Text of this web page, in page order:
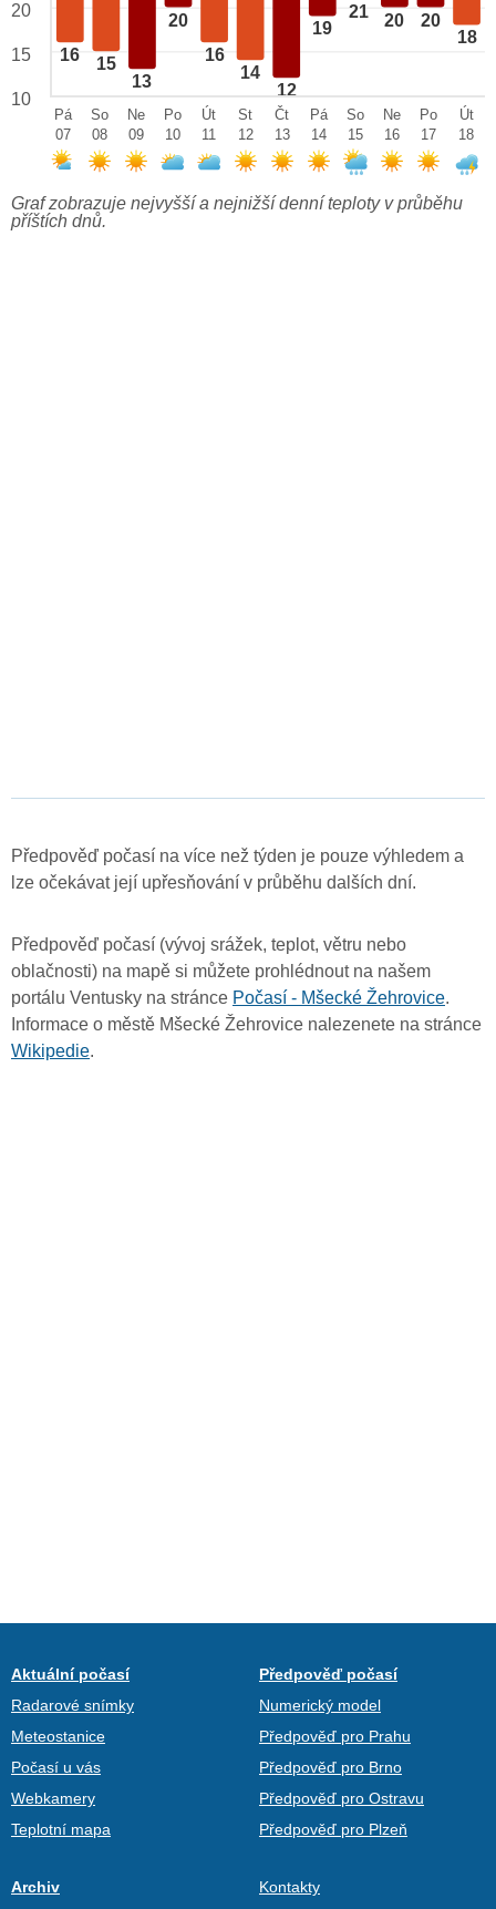
16 15
13
20
16
14
12
19
21 20 20
18
20
15
10
Pá
07
So
08
Ne
09
Po
10
Út
11
St
12
Čt
13
Pá
14
So
15
Ne
16
Po
17
Út
18
Graf zobrazuje nejvyšší a nejnižší denní teploty v průběhu
příštích dnů.
Předpověď počasí na více než týden je pouze výhledem a
lze očekávat její upřesňování v průběhu dalších dní.
Předpověď počasí (vývoj srážek, teplot, větru nebo
oblačnosti) na mapě si můžete prohlédnout na našem
portálu Ventusky na stránce Počasí - Mšecké Žehrovice.
Informace o městě Mšecké Žehrovice nalezenete na stránce
Wikipedie.
Aktuální počasí
Radarové snímky
Meteostanice
Počasí u vás
Webkamery
Teplotní mapa
Předpověď počasí
Numerický model
Předpověď pro Prahu
Předpověď pro Brno
Předpověď pro Ostravu
Předpověď pro Plzeň
Archiv Kontakty